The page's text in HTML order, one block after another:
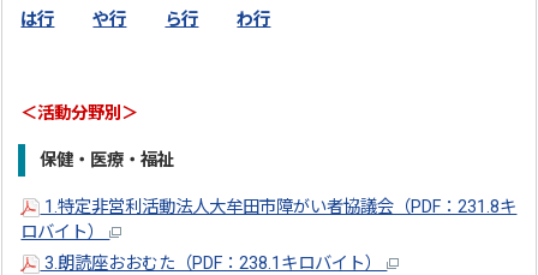
は行
や行 ら行 わ行
＜活動分野別＞
保健・医療・福祉
1.特定非営利活動法人大牟田市障がい者協議会（PDF：231.8キ
ロバイト）
3.朗読座おおむた（PDF：238.1キロバイト）